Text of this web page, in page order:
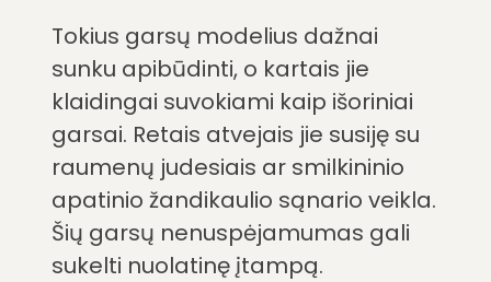
Tokius garsų modelius dažnai
sunku apibūdinti, o kartais jie
klaidingai suvokiami kaip išoriniai
garsai. Retais atvejais jie susiję su
raumenų judesiais ar smilkininio
apatinio žandikaulio sąnario veikla.
Šių garsų nenuspėjamumas gali
sukelti nuolatinę įtampą.